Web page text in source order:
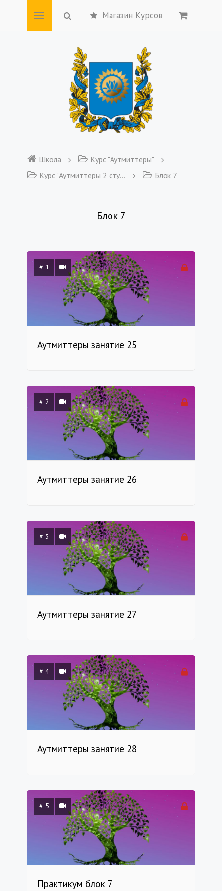
Магазин Курсов
Школа
Курс "Аутмиттеры"
Курс "Аутмиттеры 2 ступень"
Блок 7
Блок 7
# 1
Аутмиттеры занятие 25
# 2
Аутмиттеры занятие 26
# 3
Аутмиттеры занятие 27
# 4
Аутмиттеры занятие 28
# 5
Практикум блок 7